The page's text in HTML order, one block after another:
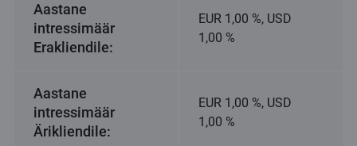
Aastane
intressimäär
Erakliendile:
EUR 1,00 %, USD
1,00 %
Aastane
intressimäär
Ärikliendile:
EUR 1,00 %, USD
1,00 %